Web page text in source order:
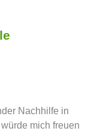
Nachhilfe in
mich freuen